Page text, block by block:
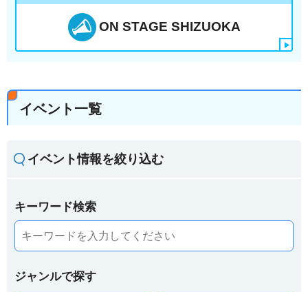
ON STAGE SHIZUOKA
イベント一覧
イベント情報を絞り込む
キーワード検索
ジャンルで探す